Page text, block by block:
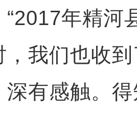
“2017年精河
，我们也收
深有感触。